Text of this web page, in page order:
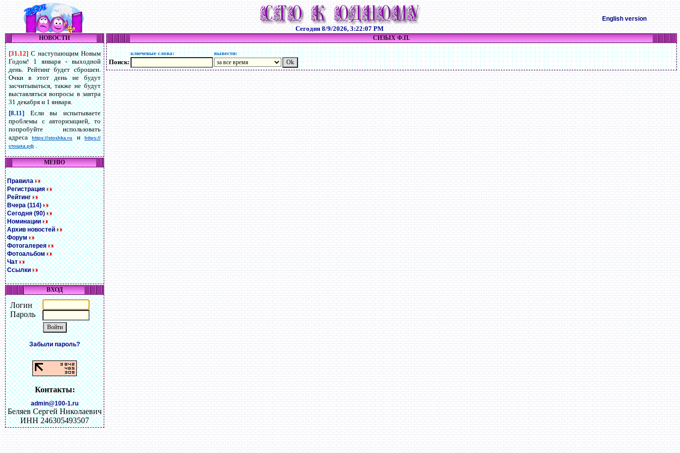
Сегодня 8/9/2026, 3:22:07 PM
English version
НОВОСТИ
[31.12]С наступающим Новым
Годом! 1 января - выходной
день. Рейтинг будет сброшен.
Очки в этот день не будут
засчитываться, также не будут
выставляться вопросы в завтра
31 декабря и 1 января.
[8.11]Если вы испытываете
проблемы с авторизацией, то
попробуйте использовать
адресаhttps://stoshka.ruиhttps://
стошка.рф.
МЕНЮ
Правила
Регистрация
Рейтинг
Вчера (114)
Сегодня (90)
Номинации
Архив новостей
Форум
Фотогалерея
Фотоальбом
Чат
Ссылки
ВХОД
Логин
Пароль
Забыли пароль?
Контакты:
admin@100-1.ru
Беляев Сергей Николаевич
ИНН 246305493507
СИЗЫХ Ф.П.
ключевые слова: вывести:
Поиск: